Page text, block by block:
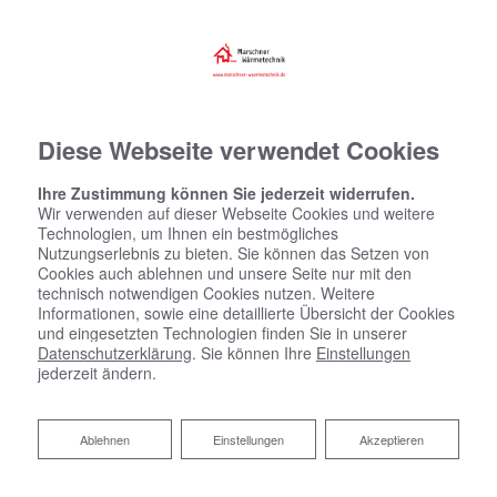
Diese Webseite verwendet Cookies
Ihre Zustimmung können Sie jederzeit widerrufen.
Wir verwenden auf dieser Webseite Cookies und weitere
Technologien, um Ihnen ein bestmögliches
Nutzungserlebnis zu bieten. Sie können das Setzen von
Cookies auch ablehnen und unsere Seite nur mit den
technisch notwendigen Cookies nutzen. Weitere
Informationen, sowie eine detaillierte Übersicht der Cookies
und eingesetzten Technologien finden Sie in unserer
Datenschutzerklärung. Sie können Ihre Einstellungen
jederzeit ändern.
Akzeptieren
Einstellungen
Ablehnen
Ablehnen